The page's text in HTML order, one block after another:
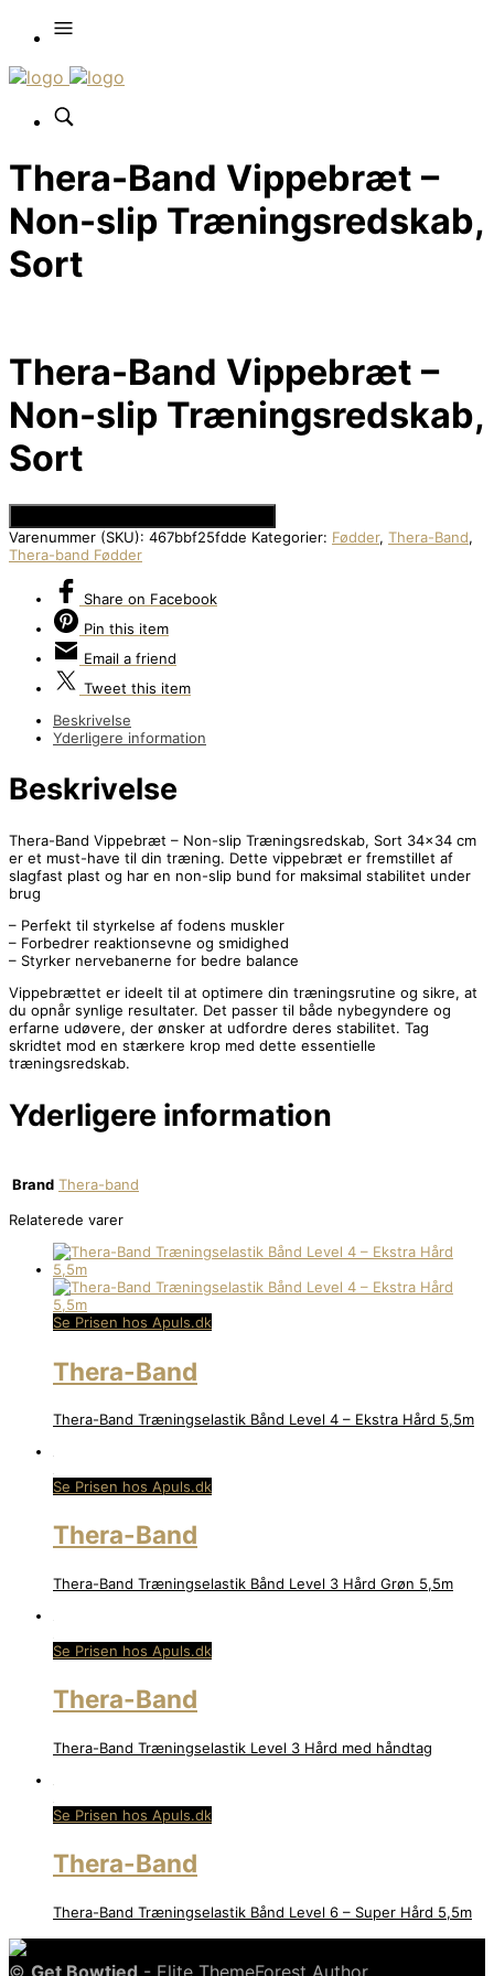
Thera-Band Vippebræt –
Non-slip Træningsredskab,
Sort
Thera-Band Vippebræt –
Non-slip Træningsredskab,
Sort
Varenummer (SKU): 467bbf25fdde Kategorier: Fødder, Thera-Band,
Thera-band Fødder
Share on Facebook
Pin this item
Email a friend
Tweet this item
Beskrivelse
Yderligere information
Beskrivelse
Thera-Band Vippebræt – Non-slip Træningsredskab, Sort 34×34 cm
er et must-have til din træning. Dette vippebræt er fremstillet af
slagfast plast og har en non-slip bund for maksimal stabilitet under
brug
– Perfekt til styrkelse af fodens muskler
– Forbedrer reaktionsevne og smidighed
– Styrker nervebanerne for bedre balance
Vippebrættet er ideelt til at optimere din træningsrutine og sikre, at
du opnår synlige resultater. Det passer til både nybegyndere og
erfarne udøvere, der ønsker at udfordre deres stabilitet. Tag
skridtet mod en stærkere krop med dette essentielle
træningsredskab.
Yderligere information
Brand Thera-band
Relaterede varer
Se Prisen hos Apuls.dk
Thera-Band
Thera-Band Træningselastik Bånd Level 4 – Ekstra Hård 5,5m
Se Prisen hos Apuls.dk
Thera-Band
Thera-Band Træningselastik Bånd Level 3 Hård Grøn 5,5m
Se Prisen hos Apuls.dk
Thera-Band
Thera-Band Træningselastik Level 3 Hård med håndtag
Se Prisen hos Apuls.dk
Thera-Band
Thera-Band Træningselastik Bånd Level 6 – Super Hård 5,5m
© Get Bowtied - Elite ThemeForest Author